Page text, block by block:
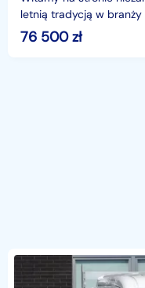
letnią tradycją w
odwiedzenia salonu
76 500zł